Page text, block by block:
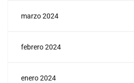
marzo 2024
febrero 2024
enero 2024